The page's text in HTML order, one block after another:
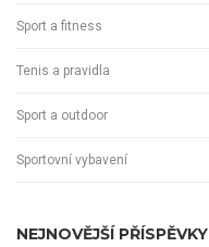
Sport a fitness
Tenis a pravidla
Sport a outdoor
Sportovní vybavení
NEJNOVĚJŠÍ PŘÍSPĚVKY